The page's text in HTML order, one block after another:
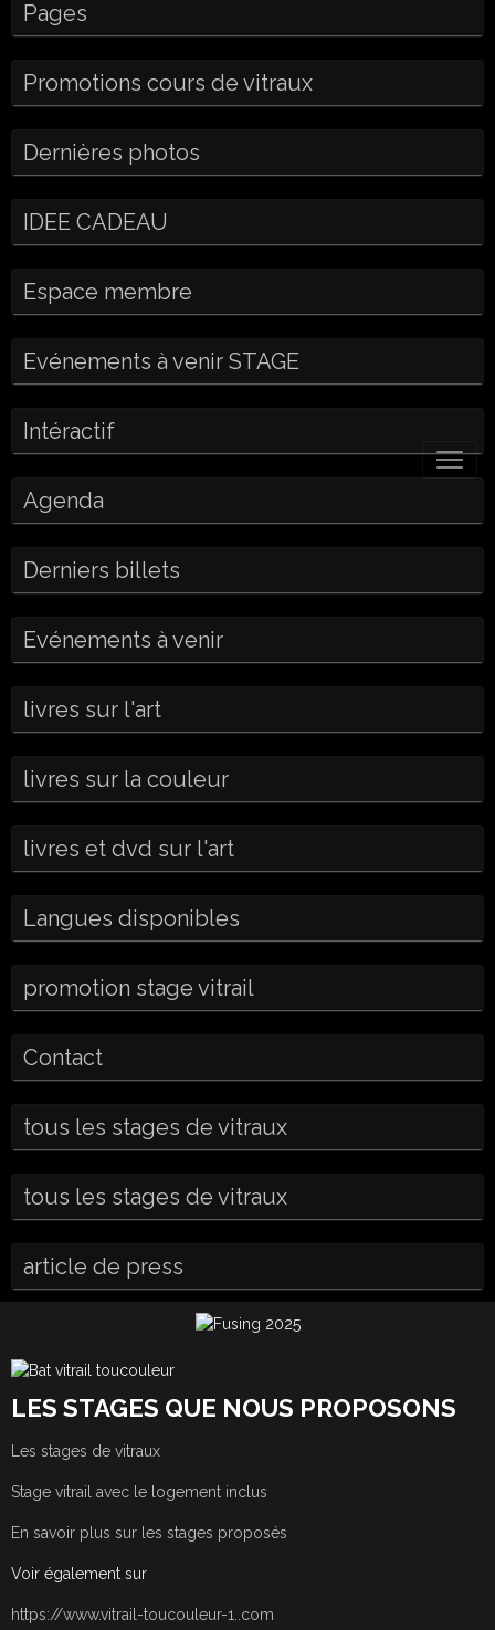
Pages
Promotions cours de vitraux
Dernières photos
IDEE CADEAU
Espace membre
Evénements à venir STAGE
Intéractif
Agenda
Derniers billets
Evénements à venir
livres sur l'art
livres sur la couleur
livres et dvd sur l'art
Langues disponibles
promotion stage vitrail
Contact
tous les stages de vitraux
tous les stages de vitraux
article de press
LES STAGES QUE NOUS PROPOSONS
Les stages de vitraux
Stage vitrail avec le logement inclus
En savoir plus sur les stages proposés
Voir également sur
https://www.vitrail-toucouleur-1..com